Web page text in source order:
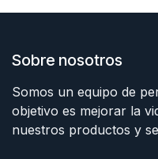
Sobre nosotros
Somos un equipo de
objetivo es mejorar la
nuestros productos y